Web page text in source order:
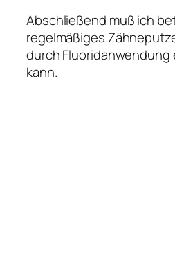
Abschließend muß ich
regelmäßiges
durch
kann.